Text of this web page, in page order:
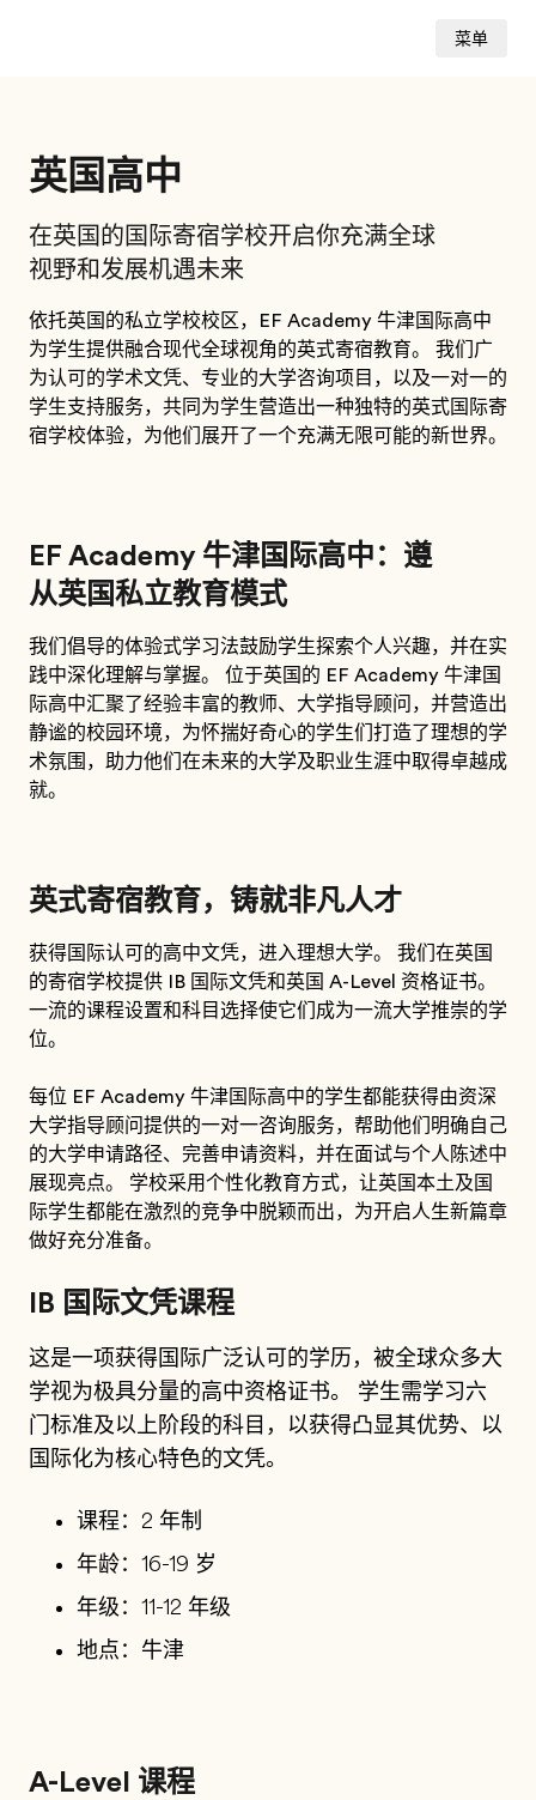
菜单
英国高中
在英国的国际寄宿学校开启你充满全球
视野和发展机遇未来
依托英国的私立学校校区，EF Academy 牛津国际高中
为学生提供融合现代全球视角的英式寄宿教育。 我们广
为认可的学术文凭、专业的大学咨询项目，以及一对一的
学生支持服务，共同为学生营造出一种独特的英式国际寄
宿学校体验，为他们展开了一个充满无限可能的新世界。
EF Academy 牛津国际高中：遵
从英国私立教育模式
我们倡导的体验式学习法鼓励学生探索个人兴趣，并在实
践中深化理解与掌握。 位于英国的 EF Academy 牛津国
际高中汇聚了经验丰富的教师、大学指导顾问，并营造出
静谧的校园环境，为怀揣好奇心的学生们打造了理想的学
术氛围，助力他们在未来的大学及职业生涯中取得卓越成
就。
英式寄宿教育，铸就非凡人才
获得国际认可的高中文凭，进入理想大学。 我们在英国
的寄宿学校提供 IB 国际文凭和英国 A-Level 资格证书。
一流的课程设置和科目选择使它们成为一流大学推崇的学
位。
每位 EF Academy 牛津国际高中的学生都能获得由资深
大学指导顾问提供的一对一咨询服务，帮助他们明确自己
的大学申请路径、完善申请资料，并在面试与个人陈述中
展现亮点。 学校采用个性化教育方式，让英国本土及国
际学生都能在激烈的竞争中脱颖而出，为开启人生新篇章
做好充分准备。
IB 国际文凭课程
这是一项获得国际广泛认可的学历，被全球众多大
学视为极具分量的高中资格证书。 学生需学习六
门标准及以上阶段的科目，以获得凸显其优势、以
国际化为核心特色的文凭。
课程：2 年制
年龄：16-19 岁
年级：11-12 年级
地点：牛津
A-Level 课程